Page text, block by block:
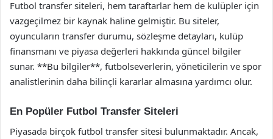
Futbol transfer siteleri, hem taraftarlar hem de kulüpler için
vazgeçilmez bir kaynak haline gelmiştir. Bu siteler,
oyuncuların transfer durumu, sözleşme detayları, kulüp
finansmanı ve piyasa değerleri hakkında güncel bilgiler
sunar. **Bu bilgiler**, futbolseverlerin, yöneticilerin ve spor
analistlerinin daha bilinçli kararlar almasına yardımcı olur.
En Popüler Futbol Transfer Siteleri
Piyasada birçok futbol transfer sitesi bulunmaktadır. Ancak,